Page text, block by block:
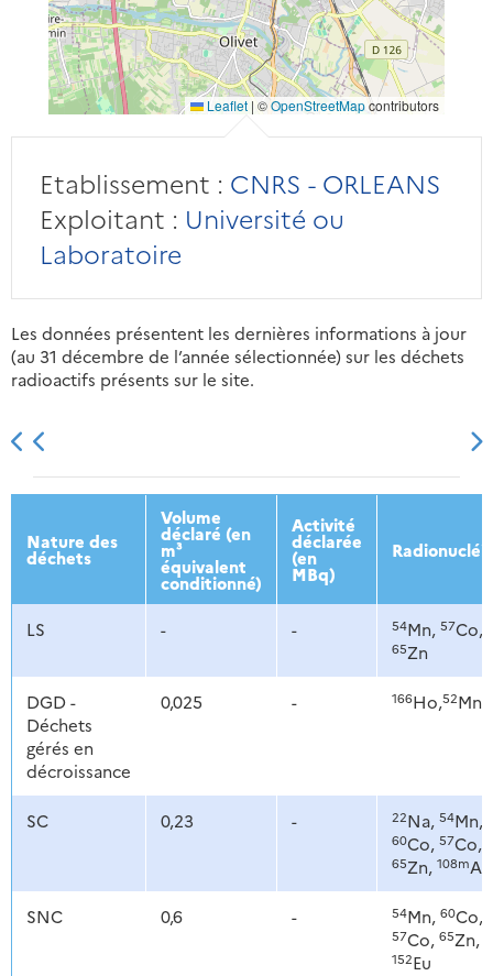
Leaflet | ©OpenStreetMapcontributors
Etablissement : CNRS - ORLEANS
Exploitant : Université ou
Laboratoire
Les données présentent les dernières informations à jour
(au 31 décembre de l’année sélectionnée) sur les déchets
radioactifs présents sur le site.
2013 2014 2015 2016
Nature des
déchets
Volume
déclaré (en
m³
équivalent
conditionné)
Activité
déclarée
(en
MBq)
LS - - 54Mn, 57Co,
65Zn
DGD -
Déchets
gérés en
décroissance
0,025 - 166Ho,52Mn
SC 0,23 - 22Na, 54Mn,
60Co, 57Co,
65Zn, 108mAg
SNC 0,6 - 54Mn, 60Co,
57Co, 65Zn,
152Eu